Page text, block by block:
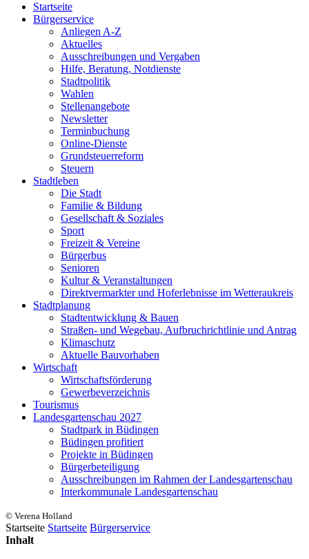
Startseite
Bürgerservice
Anliegen A-Z
Aktuelles
Ausschreibungen und Vergaben
Hilfe, Beratung, Notdienste
Stadtpolitik
Wahlen
Stellenangebote
Newsletter
Terminbuchung
Online-Dienste
Grundsteuerreform
Steuern
Stadtleben
Die Stadt
Familie & Bildung
Gesellschaft & Soziales
Sport
Freizeit & Vereine
Bürgerbus
Senioren
Kultur & Veranstaltungen
Direktvermarkter und Hoferlebnisse im Wetteraukreis
Stadtplanung
Stadtentwicklung & Bauen
Straßen- und Wegebau, Aufbruchrichtlinie und Antrag
Klimaschutz
Aktuelle Bauvorhaben
Wirtschaft
Wirtschaftsförderung
Gewerbeverzeichnis
Tourismus
Landesgartenschau 2027
Stadtpark in Büdingen
Büdingen profitiert
Projekte in Büdingen
Bürgerbeteiligung
Ausschreibungen im Rahmen der Landesgartenschau
Interkommunale Landesgartenschau
© Verena Holland
Startseite Startseite Bürgerservice
Inhalt